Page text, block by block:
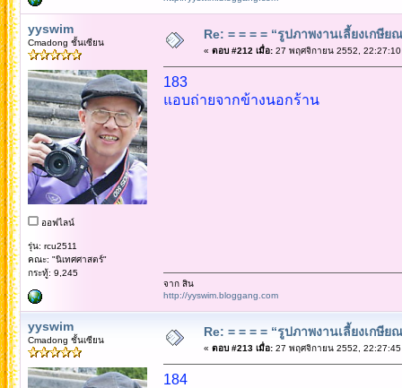
yyswim
Cmadong ชั้นเซียน
ออฟไลน์
รุ่น: rcu2511
คณะ: "นิเทศศาสตร์"
กระทู้: 9,245
Re: = = = = “รูปภาพงานเลี้ยงเกษี
« ตอบ #212 เมื่อ:27 พฤศจิกายน 2552, 22:27:10
183
แอบถ่ายจากข้างนอกร้าน
จาก สิน
http://yyswim.bloggang.com
yyswim
Cmadong ชั้นเซียน
Re: = = = = “รูปภาพงานเลี้ยงเกษี
« ตอบ #213 เมื่อ:27 พฤศจิกายน 2552, 22:27:45
184